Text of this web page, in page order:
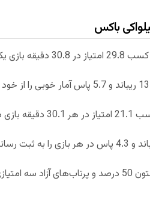
باکس
باکس به شمار می‌رود.
شمار می‌رود.
درصد است.